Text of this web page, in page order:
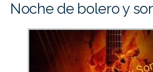
Noche de bolero y